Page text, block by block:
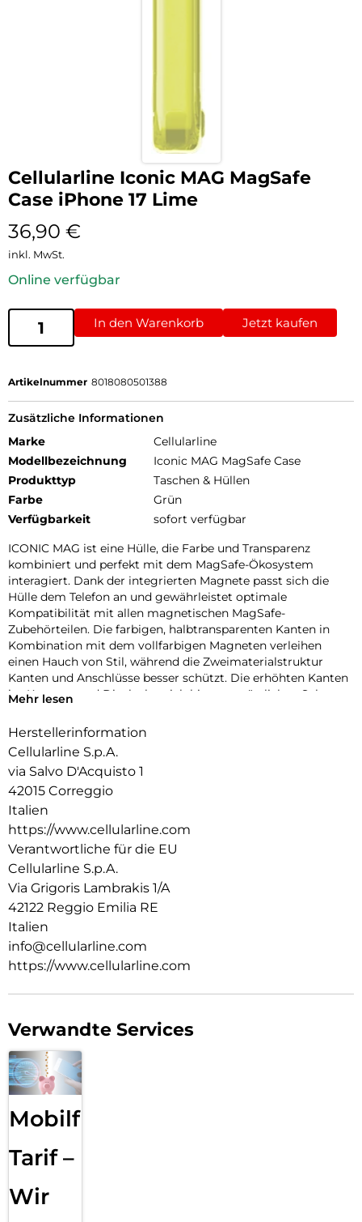
Cellularline Iconic MAG MagSafe
Case iPhone 17 Lime
36,90 €
inkl. MwSt.
Online verfügbar
In den Warenkorb Jetzt kaufen
Artikelnummer 8018080501388
Zusätzliche Informationen
Marke
Cellularline
Modellbezeichnung
Iconic MAG MagSafe Case
Produkttyp
Taschen & Hüllen
Farbe
Grün
Verfügbarkeit
sofort verfügbar
ICONIC MAG ist eine Hülle, die Farbe und Transparenz
kombiniert und perfekt mit dem MagSafe-Ökosystem
interagiert. Dank der integrierten Magnete passt sich die
Hülle dem Telefon an und gewährleistet optimale
Kompatibilität mit allen magnetischen MagSafe-
Zubehörteilen. Die farbigen, halbtransparenten Kanten in
Kombination mit dem vollfarbigen Magneten verleihen
einen Hauch von Stil, während die Zweimaterialstruktur
Kanten und Anschlüsse besser schützt. Die erhöhten Kanten
im Kamera- und Displaybereich bieten zusätzlichen Schutz
geschützt und immer einsatzbereit mit dem MagSafe-
Mehr lesen
Herstellerinformation
Cellularline S.p.A.
via Salvo D'Acquisto 1
42015 Correggio
Italien
https://www.cellularline.com
Verantwortliche für die EU
Cellularline S.p.A.
Via Grigoris Lambrakis 1/A
42122 Reggio Emilia RE
Italien
info@cellularline.com
https://www.cellularline.com
Verwandte Services
Mobilfunk
Tarif –
Wir